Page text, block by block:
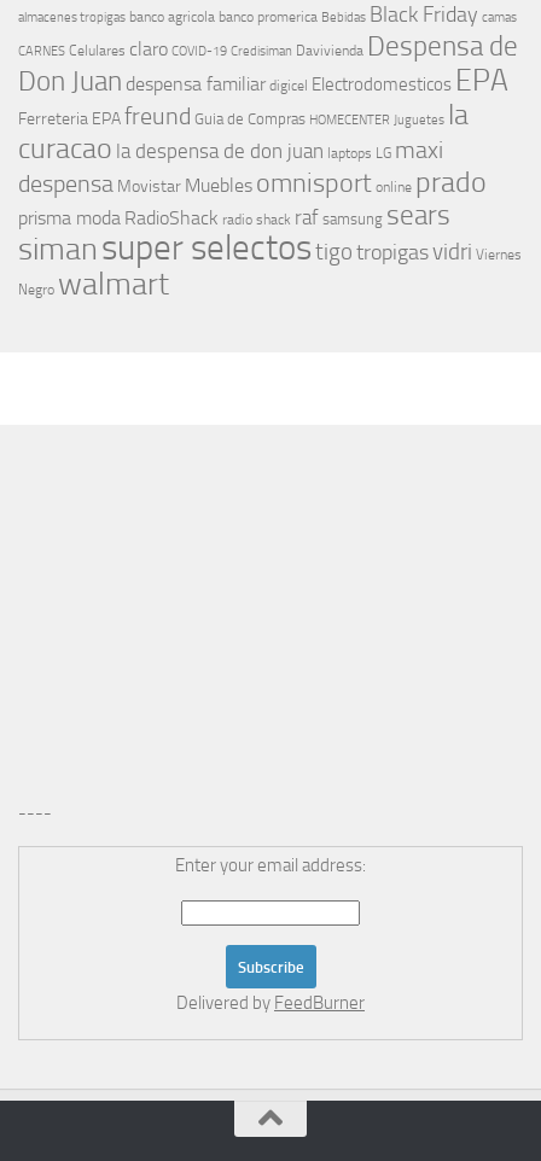
almacenes tropigas banco agricola banco promerica Bebidas Black Friday camas
CARNES Celulares claro COVID-19 Credisiman Davivienda Despensa de
Don Juan despensa familiar digicel Electrodomesticos EPA
Ferreteria EPAfreund Guia de Compras HOMECENTER Juguetes la
curacao la despensa de don juan laptops LG maxi
despensa Movistar Muebles omnisport online prado
prisma moda RadioShack radio shack raf samsung sears
simansuper selectostigotropigasvidri Viernes
Negro walmart
----
Enter your email address:
Delivered by FeedBurner